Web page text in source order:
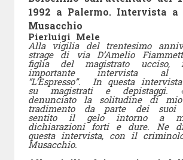
1992 a Palermo. Intervista a
Musacchio
Pierluigi Mele
Alla vigilia del trentesimo
strage di via D’Amelio
figlia del magistrato ucciso,
importante intervista al
“L’Espresso”. In questa
su magistrati e depistaggi.
denunciato la solitudine di
tradimento da parte dei suoi
sentito il gelo intorno a
dichiarazioni forti e dure. Ne
questa intervista, con il
Musacchio.